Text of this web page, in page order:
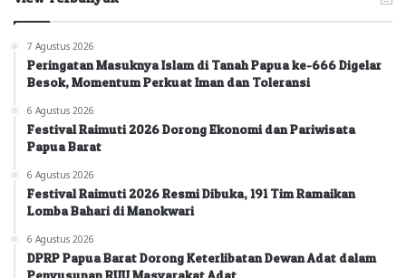
7 Agustus 2026
Peringatan Masuknya Islam di Tanah Papua ke-666 Digelar
Besok, Momentum Perkuat Iman dan Toleransi
6 Agustus 2026
Festival Raimuti 2026 Dorong Ekonomi dan Pariwisata
Papua Barat
6 Agustus 2026
Festival Raimuti 2026 Resmi Dibuka, 191 Tim Ramaikan
Lomba Bahari di Manokwari
6 Agustus 2026
DPRP Papua Barat Dorong Keterlibatan Dewan Adat dalam
Penyusunan RUU Masyarakat Adat